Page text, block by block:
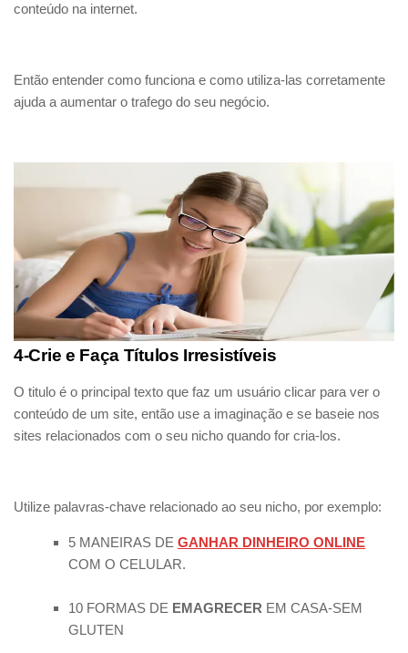
conteúdo na internet.
Então entender como funciona e como utiliza-las corretamente
ajuda a aumentar o trafego do seu negócio.
4-Crie e Faça Títulos Irresistíveis
O titulo é o principal texto que faz um usuário clicar para ver o
conteúdo de um site, então use a imaginação e se baseie nos
sites relacionados com o seu nicho quando for cria-los.
Utilize palavras-chave relacionado ao seu nicho, por exemplo:
5 MANEIRAS DE GANHAR DINHEIRO ONLINE
COM O CELULAR.
10 FORMAS DE EMAGRECER EM CASA-SEM
GLUTEN